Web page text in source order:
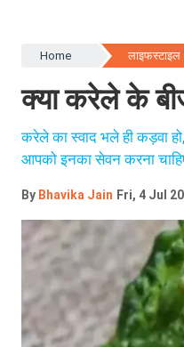
Home लाइफस्टाइल
क्या करेले के
करेले का स्वाद भले ही कड़वा
आपको इनका सेवन करना
By Bhavika Jain Fri, 4 Jul